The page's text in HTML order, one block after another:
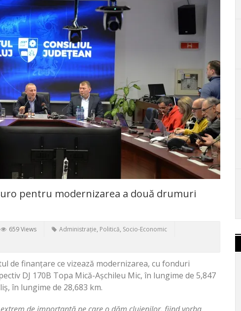
pentru modernizarea a două drumuri
659 Views Administrație, Politică, Socio-Economic
de finanțare ce vizează modernizarea, cu fonduri
DJ 170B Topa Mică-Așchileu Mic, în lungime de 5,847
în lungime de 28,683 km.